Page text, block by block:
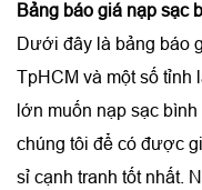
Bảng báo giá nạp sạc
Dưới đây là bảng báo
TpHCM và một số tỉnh
lớn muốn nạp sạc
chúng tôi để có được
sỉ cạnh tranh tốt nhất.